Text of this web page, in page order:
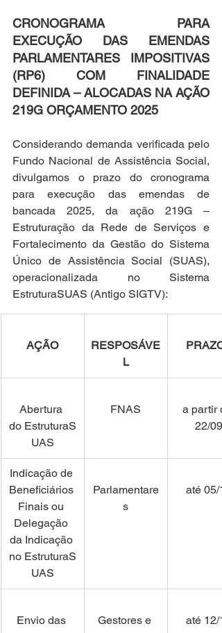
CRONOGRAMA PARA
EXECUÇÃO DAS EMENDAS
PARLAMENTARES IMPOSITIVAS
(RP6) COM FINALIDADE
DEFINIDA – ALOCADAS NA AÇÃO
219G ORÇAMENTO 2025
Considerando demanda verificada pelo
Fundo Nacional de Assistência Social,
divulgamos o prazo do cronograma
para execução das emendas de
bancada 2025, da ação 219G –
Estruturação da Rede de Serviços e
Fortalecimento da Gestão do Sistema
Único de Assistência Social (SUAS),
operacionalizada no Sistema
EstruturaSUAS (Antigo SIGTV):
AÇÃO
RESPOSÁVE
L
Abertura
do EstruturaS
UAS
FNAS
a partir
22/09
Indicação de
Beneficiários
Finais ou
Delegação
da Indicação
no EstruturaS
UAS
Parlamentare
s
até 05/
Envio das
Gestores e
até 12/